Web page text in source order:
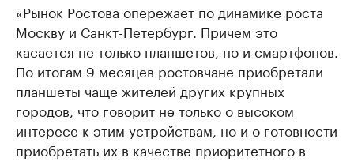
«Рынок Ростова опережает по динамике роста
Москву и Санкт-Петербург. Причем это
касается не только планшетов, но и смартфонов.
По итогам 9 месяцев ростовчане приобретали
планшеты чаще жителей других крупных
городов, что говорит не только о высоком
интересе к этим устройствам, но и о готовности
приобретать их в качестве приоритетного в